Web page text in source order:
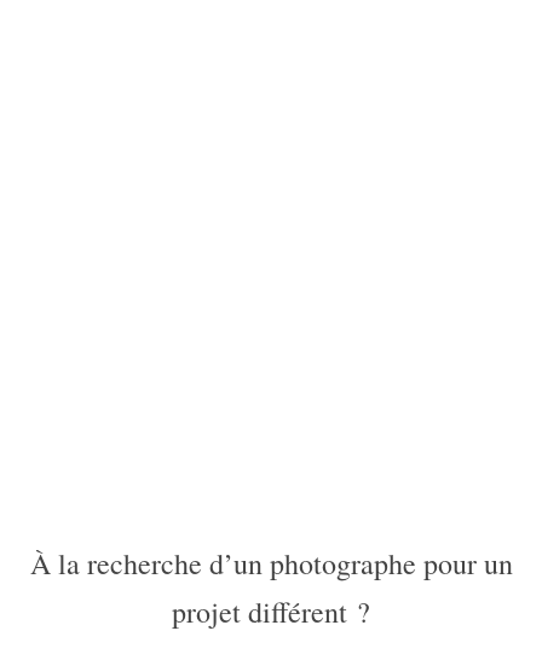
À la recherche d’un photographe pour un
projet différent ?